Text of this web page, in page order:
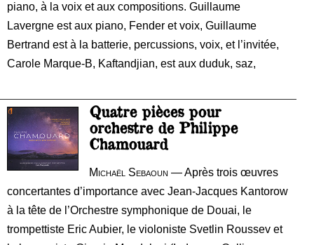
piano, à la voix et aux compositions. Guillaume
Lavergne est aux piano, Fender et voix, Guillaume
Bertrand est à la batterie, percussions, voix, et l’invitée,
Carole Marque-B, Kaftandjian, est aux duduk, saz,
Quatre pièces pour
orchestre de Philippe
Chamouard
Michaël Sebaoun — Après trois œuvres
concertantes d’importance avec Jean-Jacques Kantorow
à la tête de l’Orchestre symphonique de Douai, le
trompettiste Eric Aubier, le violoniste Svetlin Roussev et